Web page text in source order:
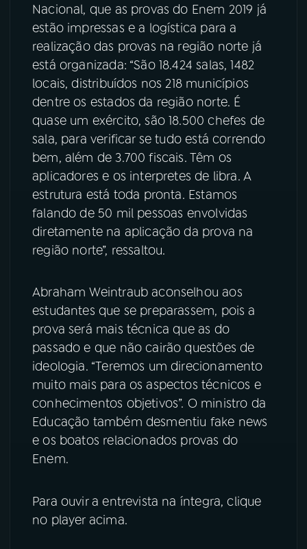
08FESTIVAL DE MÚSICA
ACOMPANHE A RÁDIO NACIONAL
YouTube Facebook
TikTok
Nacional, que as provas do Enem 2019 já
estão impressas e a logística para a
realização das provas na região norte já
está organizada: “São 18.424 salas, 1482
locais, distribuídos nos 218 municípios
dentre os estados da região norte. É
quase um exército, são 18.500 chefes de
sala, para verificar se tudo está correndo
bem, além de 3.700 fiscais. Têm os
aplicadores e os interpretes de libra. A
estrutura está toda pronta. Estamos
falando de 50 mil pessoas envolvidas
diretamente na aplicação da prova na
região norte”, ressaltou.
Abraham Weintraub aconselhou aos
estudantes que se preparassem, pois a
prova será mais técnica que as do
passado e que não cairão questões de
ideologia. “Teremos um direcionamento
muito mais para os aspectos técnicos e
conhecimentos objetivos”. O ministro da
Educação também desmentiu fake news
e os boatos relacionados provas do
Enem.
Para ouvir a entrevista na íntegra, clique
no player acima.